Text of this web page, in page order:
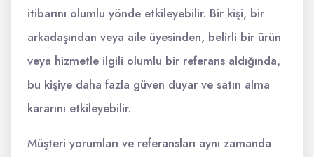
itibarını olumlu yönde etkileyebilir. Bir kişi, bir
arkadaşından veya aile üyesinden, belirli bir ürün
veya hizmetle ilgili olumlu bir referans aldığında,
bu kişiye daha fazla güven duyar ve satın alma
kararını etkileyebilir.
Müşteri yorumları ve referansları aynı zamanda